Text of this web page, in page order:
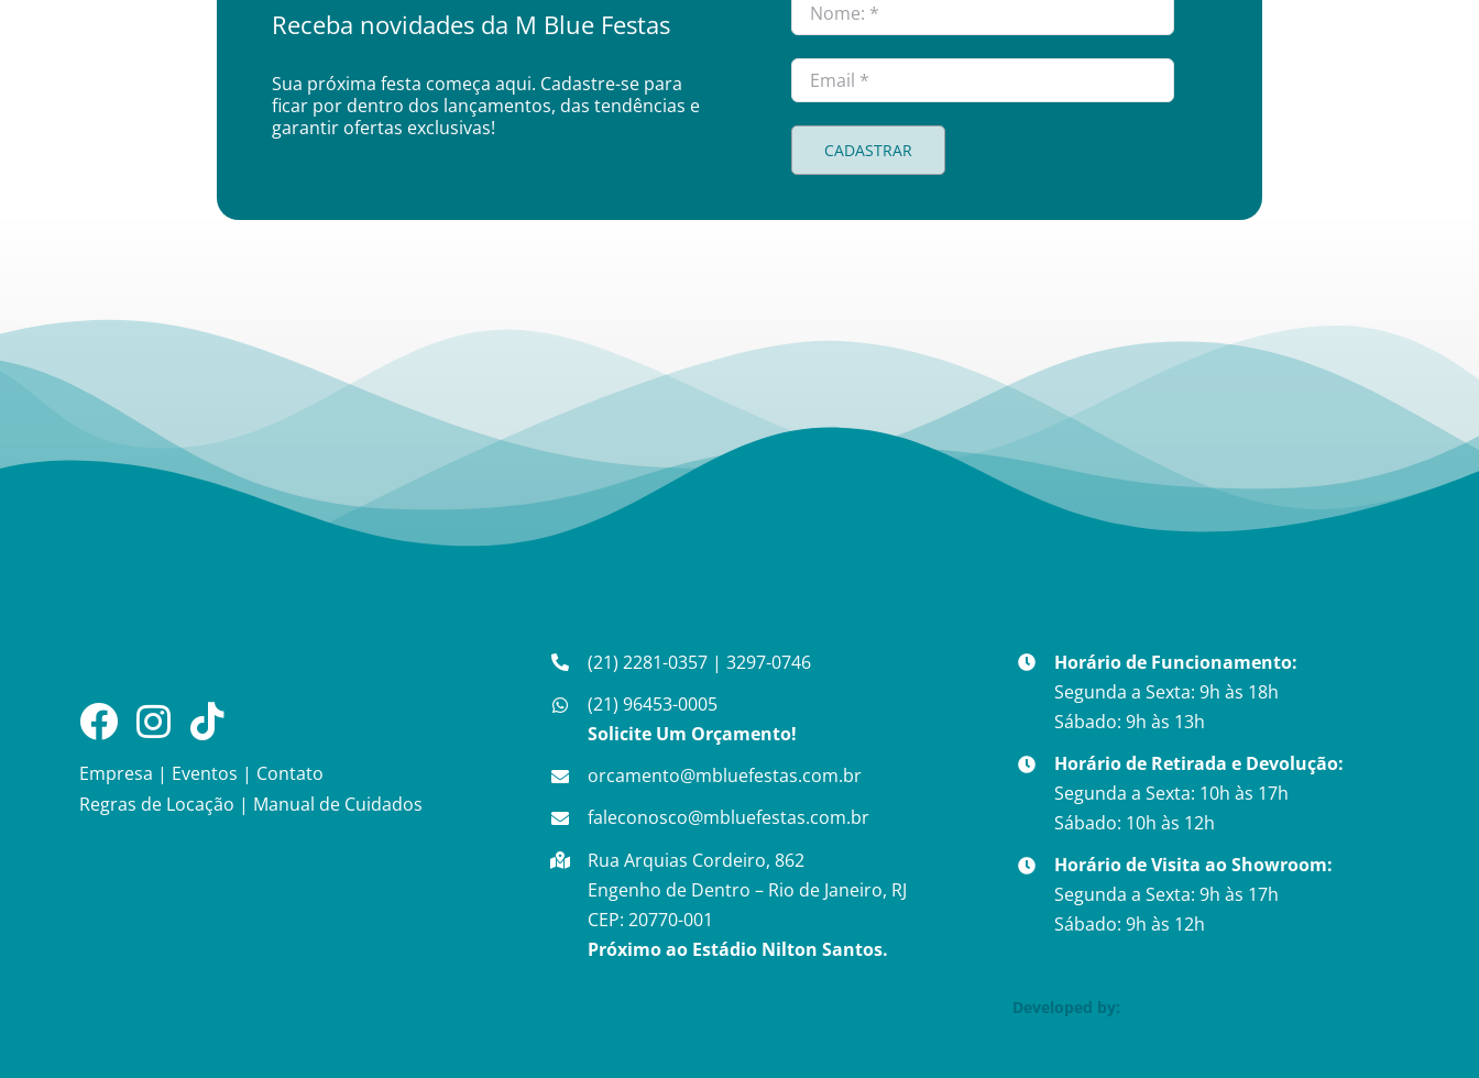
Receba novidades da M Blue Festas
Sua próxima festa começa aqui. Cadastre-se para
ficar por dentro dos lançamentos, das tendências e
garantir ofertas exclusivas!
CADASTRAR
Empresa | Eventos | Contato
Regras de Locação | Manual de Cuidados
(21) 2281-0357 |3297-0746
(21) 96453-0005
Solicite Um Orçamento!
orcamento@mbluefestas.com.br
faleconosco@mbluefestas.com.br
Rua Arquias Cordeiro, 862
Engenho de Dentro – Rio de Janeiro, RJ
CEP: 20770-001
Próximo ao Estádio Nilton Santos.
Horário de Funcionamento:
Segunda a Sexta: 9h às 18h
Sábado: 9h às 13h
Horário de Retirada e Devolução:
Segunda a Sexta: 10h às 17h
Sábado: 10h às 12h
Horário de Visita ao Showroom:
Segunda a Sexta: 9h às 17h
Sábado: 9h às 12h
Developed by: